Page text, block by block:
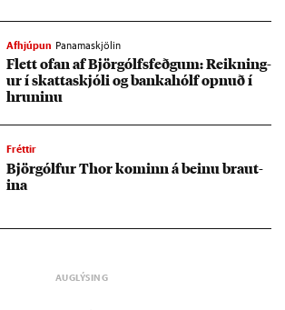
Afhjúpun Panamaskjölin
Flett of­an af Björgólfs­feðg­um: Reikn­ing­
ur í skatta­skjóli og banka­hólf opn­uð í
hrun­inu
Fréttir
Björgólf­ur Thor kom­inn á beinu braut­
ina